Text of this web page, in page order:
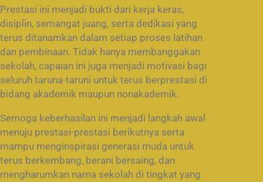
Prestasi ini menjadi bukti dari kerja keras,
disiplin, semangat juang, serta dedikasi yang
terus ditanamkan dalam setiap proses latihan
dan pembinaan. Tidak hanya membanggakan
sekolah, capaian ini juga menjadi motivasi bagi
seluruh taruna-taruni untuk terus berprestasi di
bidang akademik maupun nonakademik.
Semoga keberhasilan ini menjadi langkah awal
menuju prestasi-prestasi berikutnya serta
mampu menginspirasi generasi muda untuk
terus berkembang, berani bersaing, dan
mengharumkan nama sekolah di tingkat yang